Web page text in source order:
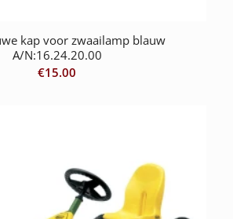
kap voor zwaailamp blauw
A/N:16.24.20.00
€15.00